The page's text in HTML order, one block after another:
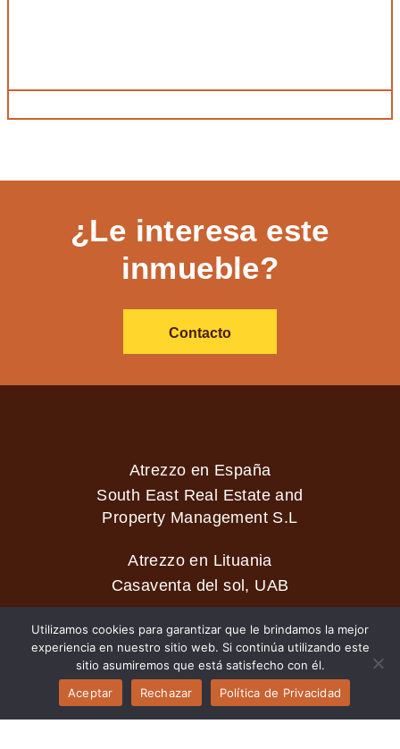
¿Le interesa este
inmueble?
Contacto
Atrezzo en España
South East Real Estate and
Property Management S.L
Atrezzo en Lituania
Casaventa del sol, UAB
2026 © Casaventa del sol
Utilizamos cookies para garantizar que le brindamos la mejor
experiencia en nuestro sitio web. Si continúa utilizando este
sitio asumiremos que está satisfecho con él.
Aceptar
Rechazar Política de Privacidad